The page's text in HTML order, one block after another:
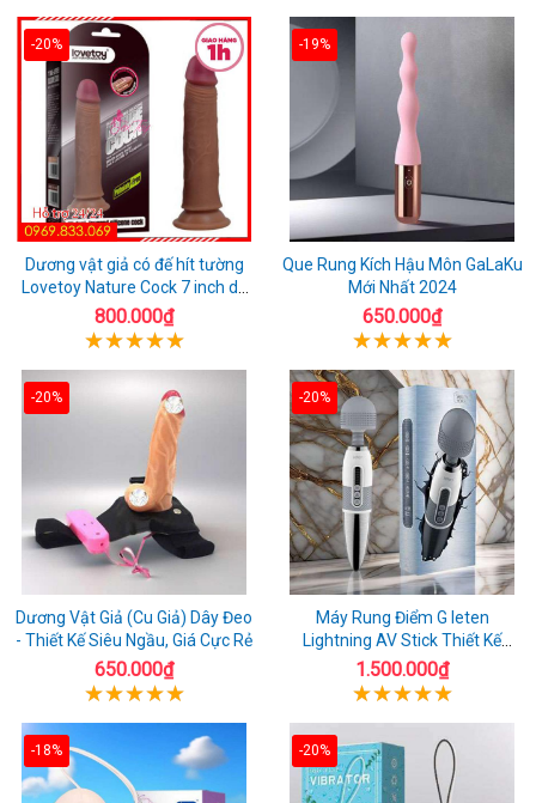
-20%
Dương vật giả có đế hít tường
Lovetoy Nature Cock 7 inch da
đen
800.000₫
-19%
Que Rung Kích Hậu Môn GaLaKu
Mới Nhất 2024
650.000₫
-20%
Dương Vật Giả (Cu Giả) Dây Đeo
- Thiết Kế Siêu Ngầu, Giá Cực Rẻ
650.000₫
-20%
Máy Rung Điểm G leten
Lightning AV Stick Thiết Kế
Thông Minh
1.500.000₫
-18% -20%